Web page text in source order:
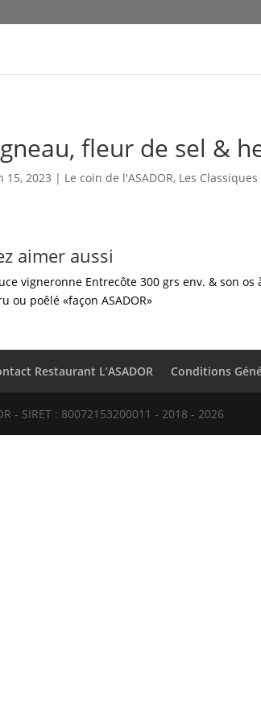
fleur de sel &
15, 2023 | Le coin de l'ASADOR, Les Classiques
aimer aussi
vigneronne Entrecôte 300 grs env. & son os
ou poêlé «façon ASADOR»
Restaurant L’ASADOR Conditions
- SIRET : 80072153200011 - 2018 - 2026